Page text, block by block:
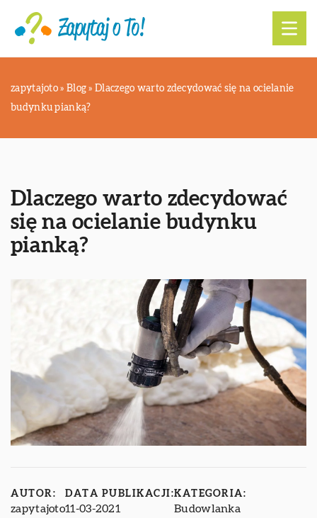
zapytajoto » Blog »Dlaczego warto zdecydować się na ocielanie
budynku pianką?
Dlaczego warto zdecydować
się na ocielanie budynku
pianką?
AUTOR:
zapytajoto
DATA PUBLIKACJI:
11-03-2021
KATEGORIA:
Budowlanka